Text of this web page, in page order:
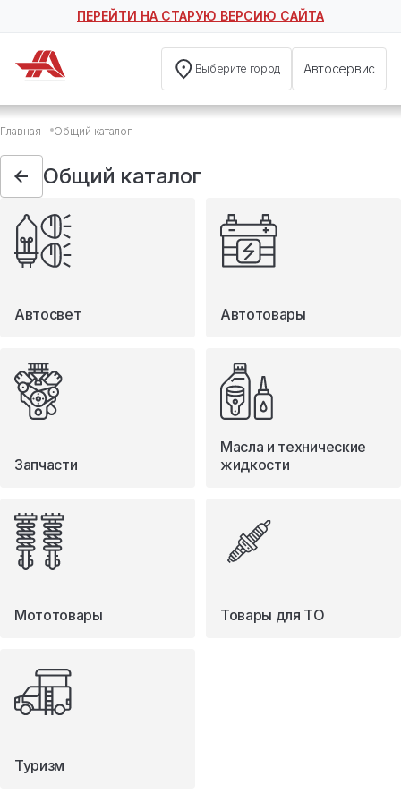
ПЕРЕЙТИ НА СТАРУЮ ВЕРСИЮ САЙТА
Выберите город Автосервис
Общий каталог
Автосвет
Автотовары
Запчасти
Масла и технические жидкости
Мототовары
Туризм
Главная Общий каталог
Общий каталог
Автосвет Автотовары
Запчасти
Масла и технические
жидкости
Мототовары Товары для ТО
Туризм